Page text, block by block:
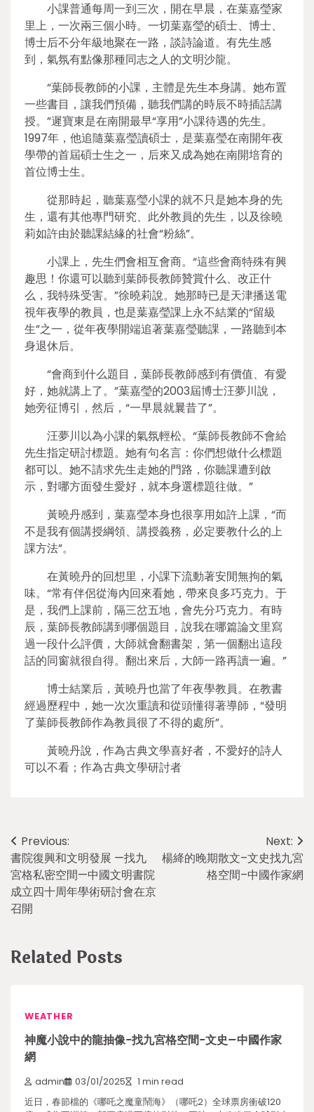
小課普通每周一到三次，開在早晨，在葉嘉瑩家
里上，一次兩三個小時。一切葉嘉瑩的碩士、博士、
博士后不分年級地聚在一路，談詩論道。有先生感
到，氣氛有點像那種同志之人的文明沙龍。
“葉師長教師的小課，主體是先生本身講。她布置
一些書目，讓我們預備，聽我們講的時辰不時插話講
授。”遲寶東是在南開最早“享用”小課待遇的先生。
1997年，他追隨葉嘉瑩讀碩士，是葉嘉瑩在南開年夜
學帶的首屆碩士生之一，后來又成為她在南開培育的
首位博士生。
從那時起，聽葉嘉瑩小課的就不只是她本身的先
生，還有其他專門研究、此外教員的先生，以及徐曉
莉如許由於聽課結緣的社會“粉絲”。
小課上，先生們會相互會商。“這些會商特殊有興
趣思！你還可以聽到葉師長教師贊賞什么、改正什
么，我特殊受害。”徐曉莉說。她那時已是天津播送電
視年夜學的教員，也是葉嘉瑩課上永不結業的“留級
生”之一，從年夜學開端追著葉嘉瑩聽課，一路聽到本
身退休后。
“會商到什么題目，葉師長教師感到有價值、有愛
好，她就講上了。”葉嘉瑩的2003屆博士汪夢川說，
她旁征博引，然后，“一早晨就曩昔了”。
汪夢川以為小課的氣氛輕松。“葉師長教師不會給
先生指定研討標題。她有句名言：你們想做什么標題
都可以。她不請求先生走她的門路，你聽課遭到啟
示，對哪方面發生愛好，就本身選標題往做。”
黃曉丹感到，葉嘉瑩本身也很享用如許上課，“而
不是我有個講授綱領、講授義務，必定要教什么的上
課方法”。
在黃曉丹的回想里，小課下流動著安閒無拘的氣
味。“常有伴侶從海內回來看她，帶來良多巧克力。于
是，我們上課前，隔三岔五地，會先分巧克力。有時
辰，葉師長教師講到哪個題目，說我在哪篇論文里寫
過一段什么評價，大師就會翻書架，第一個翻出這段
話的同窗就很自得。翻出來后，大師一路再讀一遍。”
博士結業后，黃曉丹也當了年夜學教員。在教書
經過歷程中，她一次次重讀和從頭懂得著導師，“發明
了葉師長教師作為教員很了不得的處所”。
黃曉丹說，作為古典文學喜好者，不愛好的詩人
可以不看；作為古典文學研討者
Post
navigation
Previous:
書院復興和文明發展 —找九
宮格私密空間—中國文明書院
成立四十周年學術研討會在京
召開
Next:
楊絳的晚期散文–文史找九宮
格空間–中國作家網
Related Posts
WEATHER
神魔小說中的龍抽像-找九宮格空間-文史–中國作家
網
admin 03/01/2025 1 min read
近日，春節檔的《哪吒之魔童鬧海》（哪吒2）全球票房衝破120